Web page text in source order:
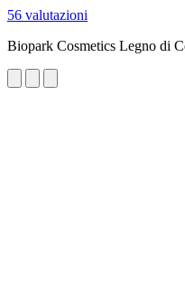
56 valutazioni
Biopark Cosmetics Legno di